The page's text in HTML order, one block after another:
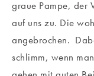
graue Pampe, der
auf uns zu. Die
angebrochen.
schlimm, wenn